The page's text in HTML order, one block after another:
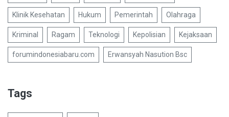
Klinik Kesehatan Hukum Pemerintah Olahraga
Kriminal Ragam Teknologi Kepolisian Kejaksaan
forumindonesiabaru.com Erwansyah Nasution Bsc
Tags